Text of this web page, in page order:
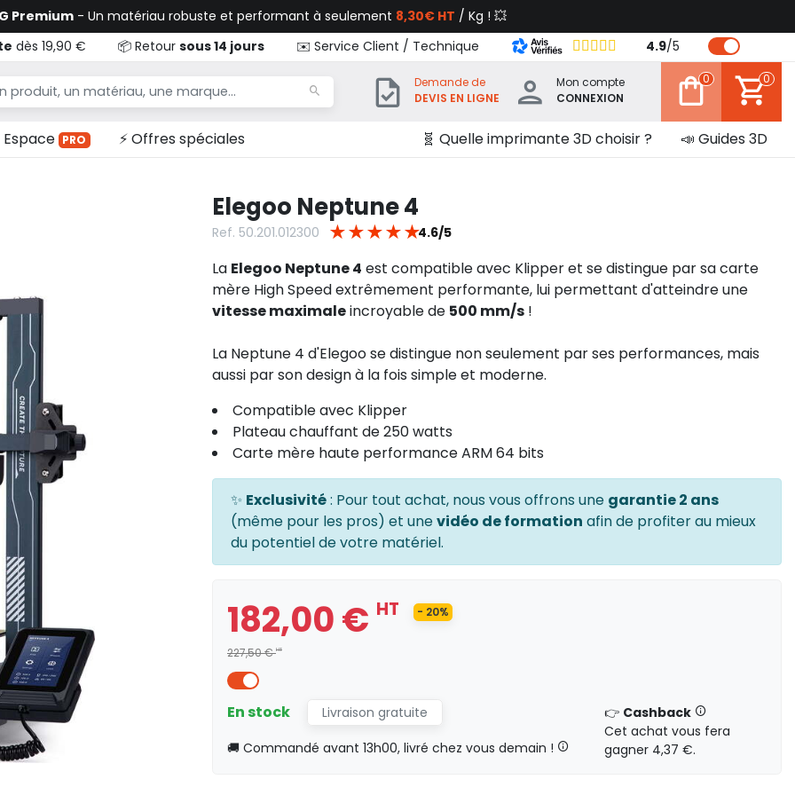
Premium - Un matériau robuste et performant à seulement 8,30€ HT / Kg ! 💥
dès 19,90 € 📦 Retour sous 14 jours ✉️ Service Client / Technique 4.9/5
Demande de
DEVIS EN LIGNE
Mon compte
CONNEXION
0 0
Espace PRO ⚡ Offres spéciales 🧬 Quelle imprimante 3D choisir ? 📣 Guides 3D
Elegoo Neptune 4
Ref. 50.201.012300 ★ ★ ★ ★ ★4.6/5
La Elegoo Neptune 4 est compatible avec Klipper et se distingue par sa carte
mère High Speed extrêmement performante, lui permettant d'atteindre une
vitesse maximaleincroyable de 500 mm/s !
La Neptune 4 d'Elegoo se distingue non seulement par ses performances, mais
aussi par son design à la fois simple et moderne.
Compatible avec Klipper
Plateau chauffant de 250 watts
Carte mère haute performance ARM 64 bits
✨ Exclusivité: Pour tout achat, nous vous offrons une garantie 2 ans
(même pour les pros) et unevidéo de formation afin de profiter au mieux
du potentiel de votre matériel.
182,00 € HT
227,50 €HT
- 20%
En stock
Livraison gratuite
🚚 Commandé avant 13h00, livré chez vous demain !
👉 Cashback
Cet achat vous fera
gagner 4,37 €.